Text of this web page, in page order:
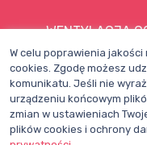
Mapa witryny
Regulamin
Polityka
W celu poprawienia
cookies. Zgodę możesz
komunikatu. Jeśli nie
urządzeniu końcowym
zmian w ustawieniach
plików cookies i ochrony